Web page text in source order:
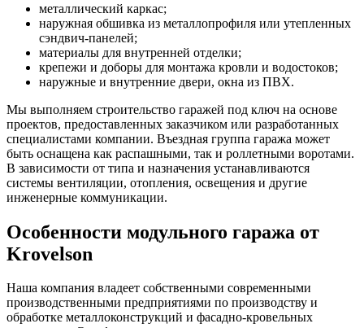
металлический каркас;
наружная обшивка из металлопрофиля или утепленных
сэндвич-панелей;
материалы для внутренней отделки;
крепежи и доборы для монтажа кровли и водостоков;
наружные и внутренние двери, окна из ПВХ.
Мы выполняем строительство гаражей под ключ на основе
проектов, предоставленных заказчиком или разработанных
специалистами компании. Въездная группа гаража может
быть оснащена как распашными, так и роллетными воротами.
В зависимости от типа и назначения устанавливаются
системы вентиляции, отопления, освещения и другие
инженерные коммуникации.
Особенности модульного гаража от
Krovelson
Наша компания владеет собственными современными
производственными предприятиями по производству и
обработке металлоконструкций и фасадно-кровельных